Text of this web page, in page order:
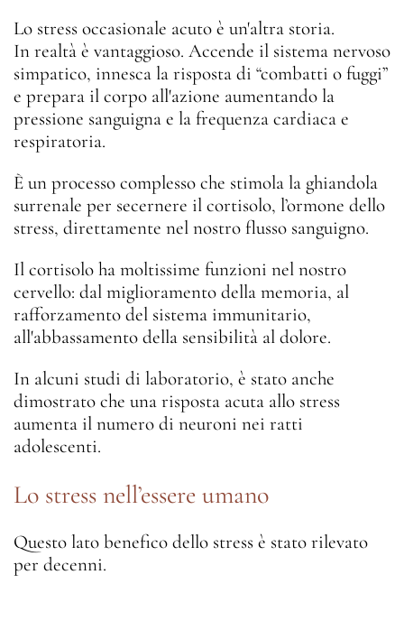
Lo stress occasionale acuto è un'altra storia.
In realtà è vantaggioso. Accende il sistema nervoso
simpatico, innesca la risposta di “combatti o fuggi”
e prepara il corpo all'azione aumentando la
pressione sanguigna e la frequenza cardiaca e
respiratoria.
È un processo complesso che stimola la ghiandola
surrenale per secernere il cortisolo, l’ormone dello
stress, direttamente nel nostro flusso sanguigno.
Il cortisolo ha moltissime funzioni nel nostro
cervello: dal miglioramento della memoria, al
rafforzamento del sistema immunitario,
all'abbassamento della sensibilità al dolore.
In alcuni studi di laboratorio, è stato anche
dimostrato che una risposta acuta allo stress
aumenta il numero di neuroni nei ratti
adolescenti.
Lo stress nell’essere umano
Questo lato benefico dello stress è stato rilevato
per decenni.